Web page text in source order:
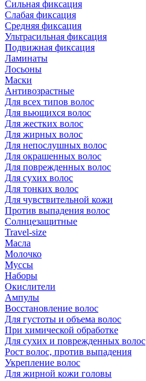
Сильная фиксация
Слабая фиксация
Средняя фиксация
Ультрасильная фиксация
Подвижная фиксация
Ламинаты
Лосьоны
Маски
Антивозрастные
Для всех типов волос
Для вьющихся волос
Для жестких волос
Для жирных волос
Для непослушных волос
Для окрашенных волос
Для поврежденных волос
Для сухих волос
Для тонких волос
Для чувствительной кожи
Против выпадения волос
Солнцезащитные
Travel-size
Масла
Молочко
Муссы
Наборы
Окислители
Ампулы
Восстановление волос
Для густоты и объема волос
При химической обработке
Для сухих и поврежденных волос
Рост волос, против выпадения
Укрепление волос
Для жирной кожи головы